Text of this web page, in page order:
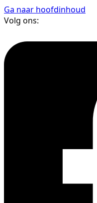
Ga naar hoofdinhoud
Volg ons: